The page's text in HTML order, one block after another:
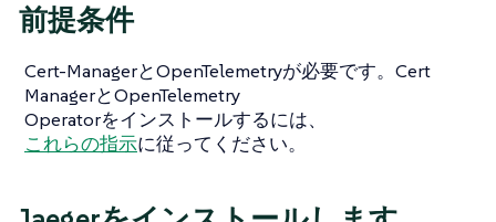
前提条件
Cert-ManagerとOpenTelemetryが必要です。Cert
ManagerとOpenTelemetry
Operatorをインストールするには、
これらの指示に従ってください。